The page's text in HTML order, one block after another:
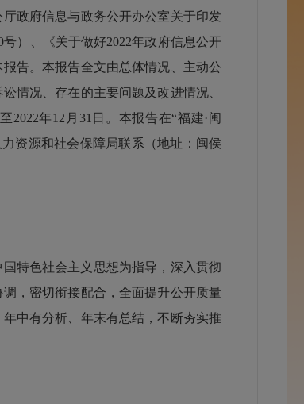
政府信息与政务公开办公室关于印发
）、《关于做好2022年政府信息公开
告。本报告全文由总体情况、主动公
情况、存在的主要问题及改进情况、
年12月31日。本报告在“福建·闽
力资源和社会保障局联系（地址：闽侯
特色社会主义思想为指导，深入贯彻
，密切衔接配合，全面提升公开质量
中有分析、年末有总结，不断夯实推